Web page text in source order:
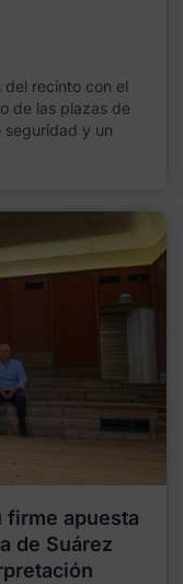
del recinto con el
de las plazas de
seguridad y un
firme apuesta
de Suárez